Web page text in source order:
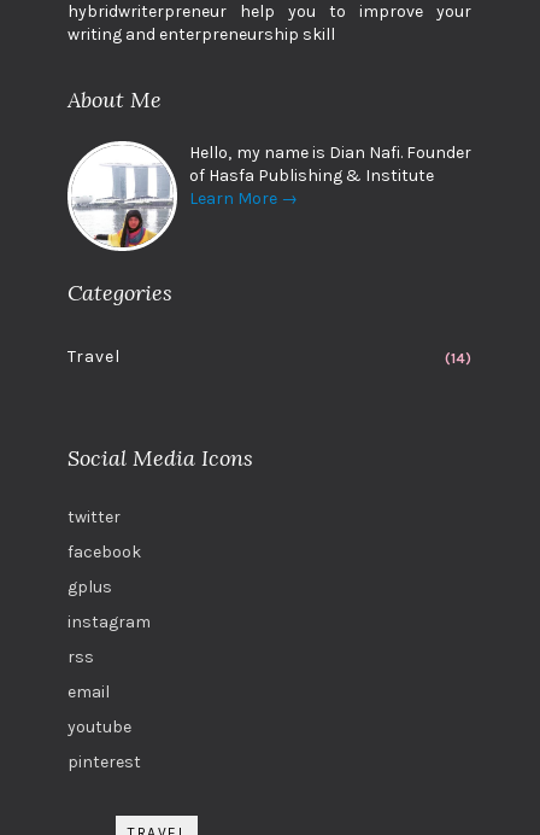
hybridwriterpreneur help you to improve your
writing and enterpreneurship skill
About Me
Hello, my name is Dian Nafi. Founder
of Hasfa Publishing & Institute
Learn More →
Categories
Travel (14)
Social Media Icons
twitter
facebook
gplus
instagram
rss
email
youtube
pinterest